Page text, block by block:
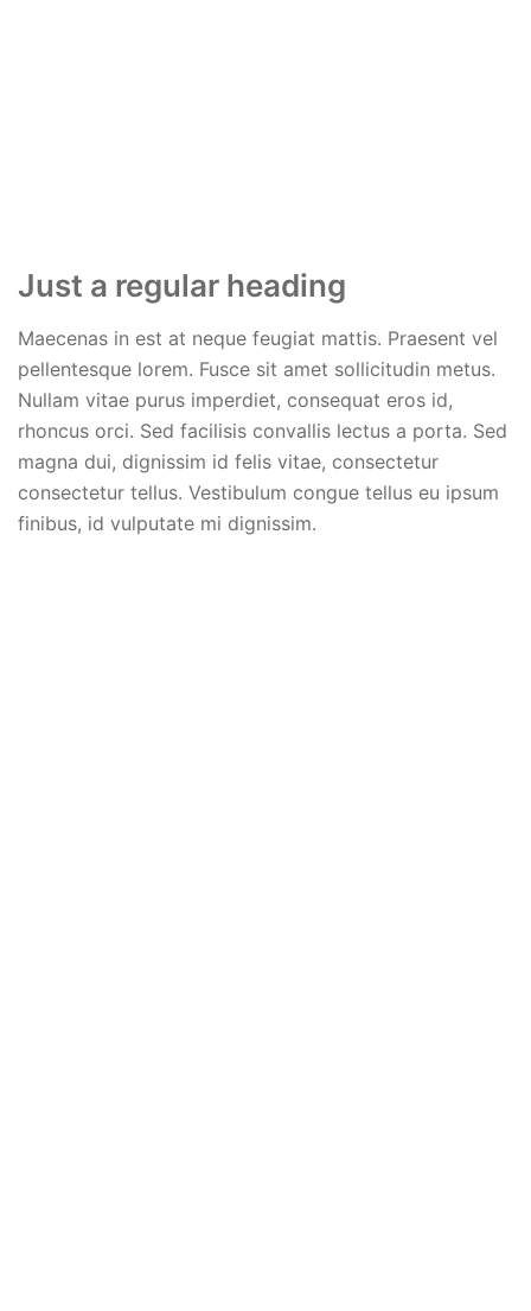
Just a regular heading
Maecenas in est at neque feugiat mattis. Praesent vel
pellentesque lorem. Fusce sit amet sollicitudin metus.
Nullam vitae purus imperdiet, consequat eros id,
rhoncus orci. Sed facilisis convallis lectus a porta. Sed
magna dui, dignissim id felis vitae, consectetur
consectetur tellus. Vestibulum congue tellus eu ipsum
finibus, id vulputate mi dignissim.